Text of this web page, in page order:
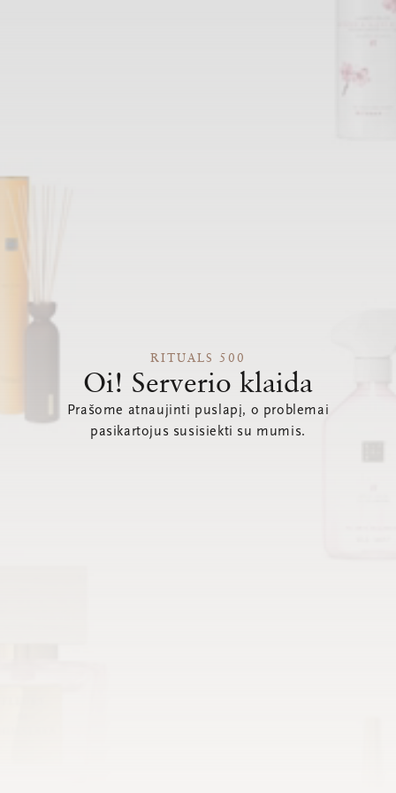
RITUALS 500
Oi! Serverio klaida
Prašome atnaujinti puslapį, o problemai
pasikartojus susisiekti su mumis.